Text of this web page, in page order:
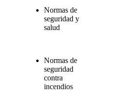
Normas de
seguridad y
salud
Normas de
seguridad
contra
incendios